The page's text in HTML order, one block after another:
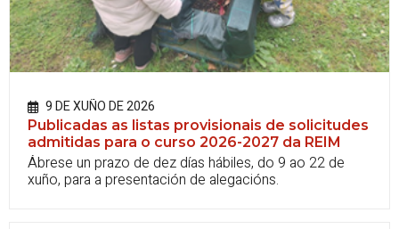
9 DE XUÑO DE 2026
Publicadas as listas provisionais de solicitudes
admitidas para o curso 2026-2027 da REIM
Ábrese un prazo de dez días hábiles, do 9 ao 22 de
xuño, para a presentación de alegacións.